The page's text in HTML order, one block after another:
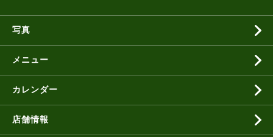
写真
メニュー
カレンダー
店舗情報